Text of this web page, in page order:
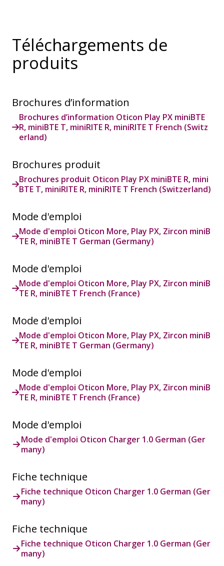
Téléchargements de
produits
Brochures d’information
Brochures d’information Oticon Play PX miniBTE
R, miniBTE T, miniRITE R, miniRITE T French (Switz
erland)
Brochures produit
Brochures produit Oticon Play PX miniBTE R, mini
BTE T, miniRITE R, miniRITE T French (Switzerland)
Mode d'emploi
Mode d'emploi Oticon More, Play PX, Zircon miniB
TE R, miniBTE T German (Germany)
Mode d'emploi
Mode d'emploi Oticon More, Play PX, Zircon miniB
TE R, miniBTE T French (France)
Mode d'emploi
Mode d'emploi Oticon More, Play PX, Zircon miniB
TE R, miniBTE T German (Germany)
Mode d'emploi
Mode d'emploi Oticon More, Play PX, Zircon miniB
TE R, miniBTE T French (France)
Mode d'emploi
Mode d'emploi Oticon Charger 1.0 German (Ger
many)
Fiche technique
Fiche technique Oticon Charger 1.0 German (Ger
many)
Fiche technique
Fiche technique Oticon Charger 1.0 German (Ger
many)